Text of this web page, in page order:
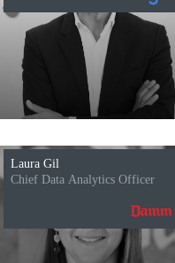
Laura Gil
Chief Data Analytics Officer